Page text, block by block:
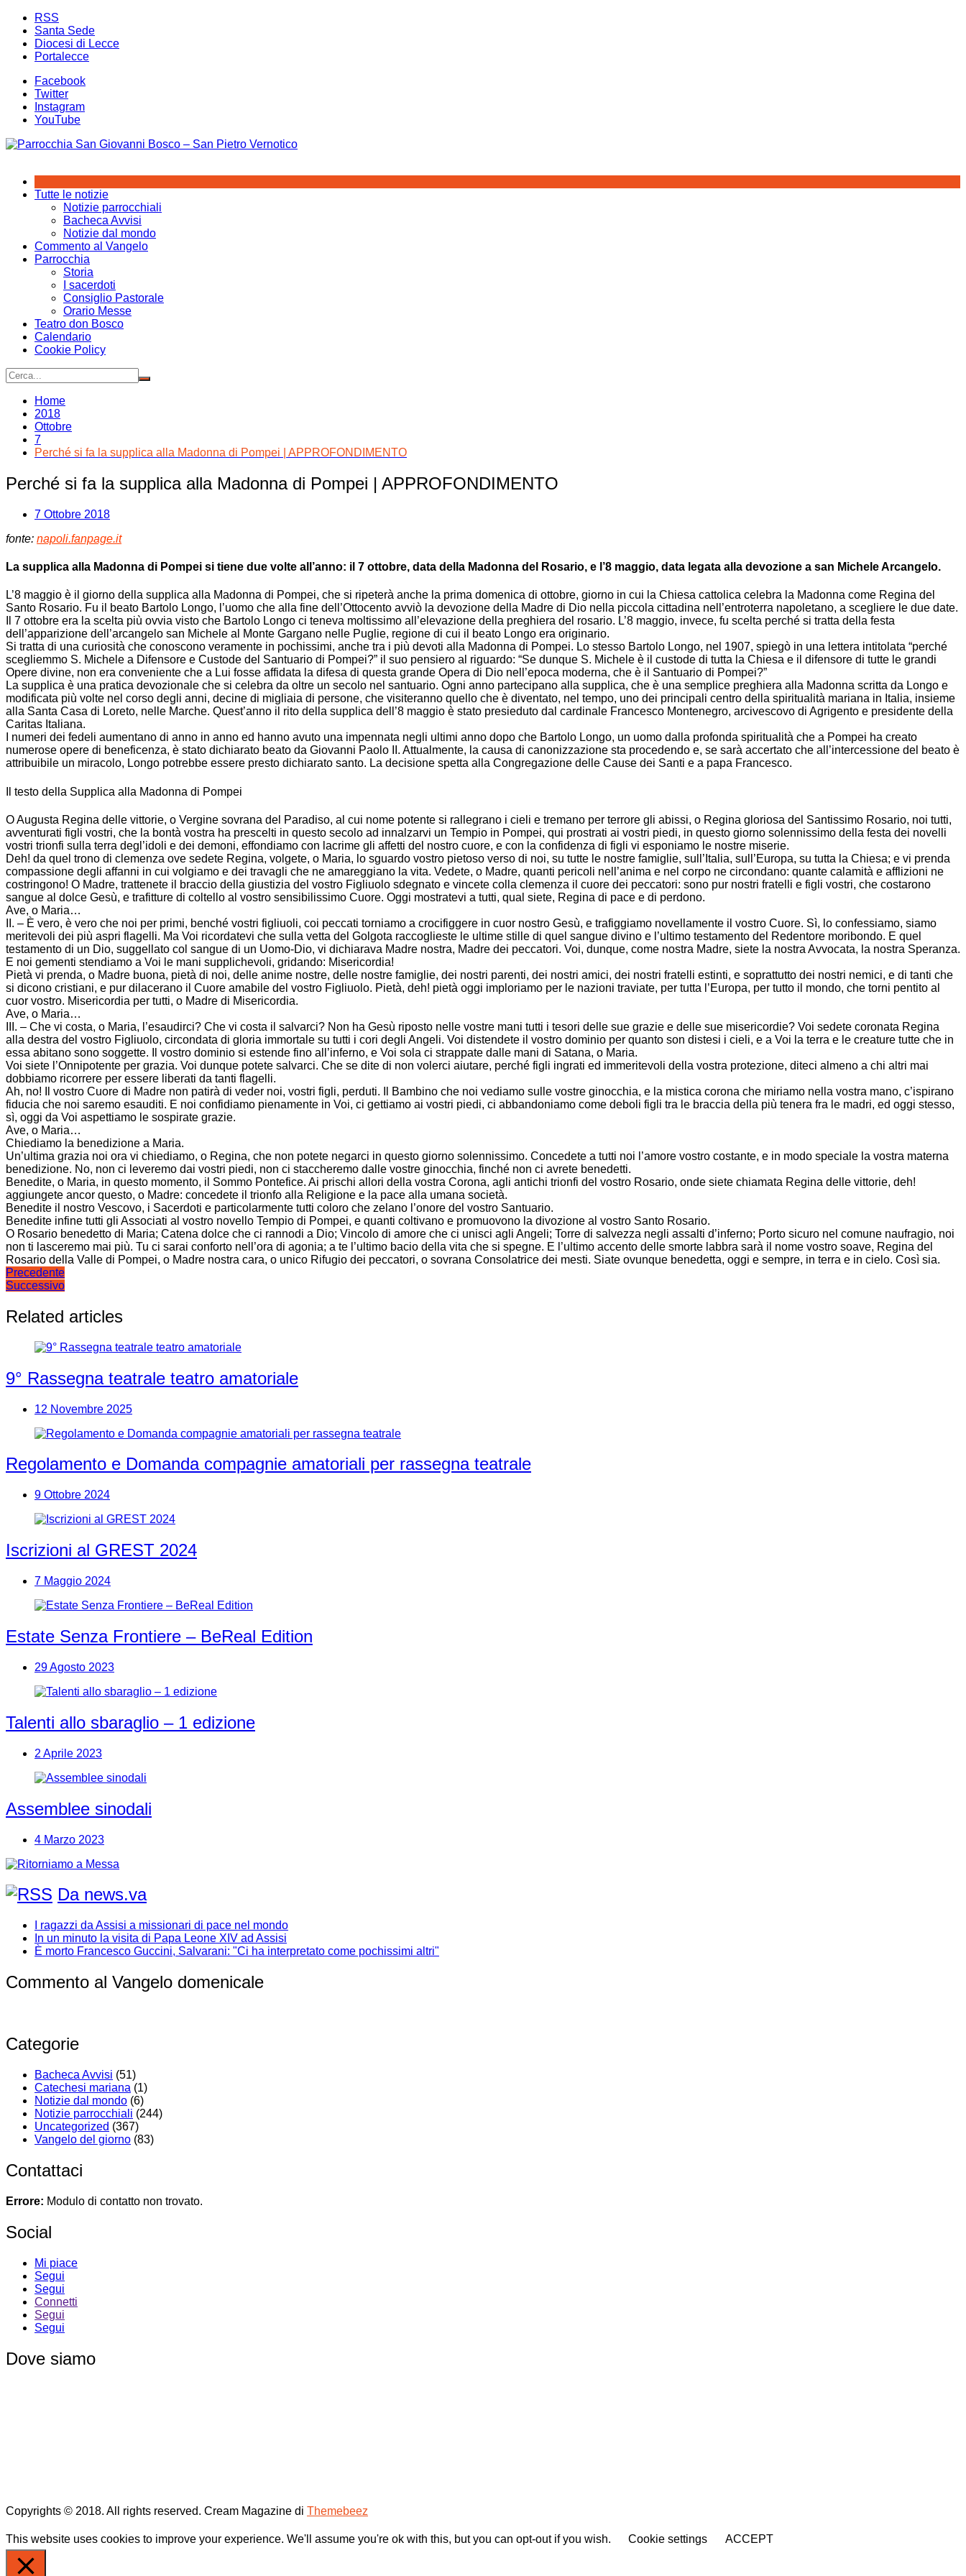
Salta
contenuto
RSS
Santa Sede
Diocesi di Lecce
Portalecce
Facebook
Twitter
Instagram
YouTube
Tutte le notizie
Notizie parrocchiali
Bacheca Avvisi
Notizie dal mondo
Commento al Vangelo
Parrocchia
Storia
I sacerdoti
Consiglio Pastorale
Orario Messe
Teatro don Bosco
Calendario
Cookie Policy
Home
2018
Ottobre
7
Perché si fa la supplica alla Madonna di Pompei | APPROFONDIMENTO
Perché si fa la supplica alla Madonna di Pompei | APPROFONDIMENTO
7 Ottobre 2018
fonte: napoli.fanpage.it
La supplica alla Madonna di Pompei si tiene due volte all’anno: il 7 ottobre, data della Madonna del Rosario, e l’8 maggio, data legata alla devozione a san Michele Arcangelo.
L’8 maggio è il giorno della supplica alla Madonna di Pompei, che si ripeterà anche la prima domenica di ottobre, giorno in cui la Chiesa cattolica celebra la Madonna come Regina del
Santo Rosario. Fu il beato Bartolo Longo, l’uomo che alla fine dell’Ottocento avviò la devozione della Madre di Dio nella piccola cittadina nell’entroterra napoletano, a scegliere le due date.
Il 7 ottobre era la scelta più ovvia visto che Bartolo Longo ci teneva moltissimo all’elevazione della preghiera del rosario. L’8 maggio, invece, fu scelta perché si tratta della festa
dell’apparizione dell’arcangelo san Michele al Monte Gargano nelle Puglie, regione di cui il beato Longo era originario.
Si tratta di una curiosità che conoscono veramente in pochissimi, anche tra i più devoti alla Madonna di Pompei. Lo stesso Bartolo Longo, nel 1907, spiegò in una lettera intitolata “perché
scegliemmo S. Michele a Difensore e Custode del Santuario di Pompei?” il suo pensiero al riguardo: “Se dunque S. Michele è il custode di tutta la Chiesa e il difensore di tutte le grandi
Opere divine, non era conveniente che a Lui fosse affidata la difesa di questa grande Opera di Dio nell’epoca moderna, che è il Santuario di Pompei?”
La supplica è una pratica devozionale che si celebra da oltre un secolo nel santuario. Ogni anno partecipano alla supplica, che è una semplice preghiera alla Madonna scritta da Longo e
modificata più volte nel corso degli anni, decine di migliaia di persone, che visiteranno quello che è diventato, nel tempo, uno dei principali centro della spiritualità mariana in Italia, insieme
alla Santa Casa di Loreto, nelle Marche. Quest’anno il rito della supplica dell’8 maggio è stato presieduto dal cardinale Francesco Montenegro, arcivescovo di Agrigento e presidente della
Caritas Italiana.
I numeri dei fedeli aumentano di anno in anno ed hanno avuto una impennata negli ultimi anno dopo che Bartolo Longo, un uomo dalla profonda spiritualità che a Pompei ha creato
numerose opere di beneficenza, è stato dichiarato beato da Giovanni Paolo II. Attualmente, la causa di canonizzazione sta procedendo e, se sarà accertato che all’intercessione del beato è
attribuibile un miracolo, Longo potrebbe essere presto dichiarato santo. La decisione spetta alla Congregazione delle Cause dei Santi e a papa Francesco.
Il testo della Supplica alla Madonna di Pompei
O Augusta Regina delle vittorie, o Vergine sovrana del Paradiso, al cui nome potente si rallegrano i cieli e tremano per terrore gli abissi, o Regina gloriosa del Santissimo Rosario, noi tutti,
avventurati figli vostri, che la bontà vostra ha prescelti in questo secolo ad innalzarvi un Tempio in Pompei, qui prostrati ai vostri piedi, in questo giorno solennissimo della festa dei novelli
vostri trionfi sulla terra degl’idoli e dei demoni, effondiamo con lacrime gli affetti del nostro cuore, e con la confidenza di figli vi esponiamo le nostre miserie.
Deh! da quel trono di clemenza ove sedete Regina, volgete, o Maria, lo sguardo vostro pietoso verso di noi, su tutte le nostre famiglie, sull’Italia, sull’Europa, su tutta la Chiesa; e vi prenda
compassione degli affanni in cui volgiamo e dei travagli che ne amareggiano la vita. Vedete, o Madre, quanti pericoli nell’anima e nel corpo ne circondano: quante calamità e afflizioni ne
costringono! O Madre, trattenete il braccio della giustizia del vostro Figliuolo sdegnato e vincete colla clemenza il cuore dei peccatori: sono pur nostri fratelli e figli vostri, che costarono
sangue al dolce Gesù, e trafitture di coltello al vostro sensibilissimo Cuore. Oggi mostratevi a tutti, qual siete, Regina di pace e di perdono.
Ave, o Maria…
II. – È vero, è vero che noi per primi, benché vostri figliuoli, coi peccati torniamo a crocifiggere in cuor nostro Gesù, e trafiggiamo novellamente il vostro Cuore. Sì, lo confessiamo, siamo
meritevoli dei più aspri flagelli. Ma Voi ricordatevi che sulla vetta del Golgota raccoglieste le ultime stille di quel sangue divino e l’ultimo testamento del Redentore moribondo. E quel
testamento di un Dio, suggellato col sangue di un Uomo-Dio, vi dichiarava Madre nostra, Madre dei peccatori. Voi, dunque, come nostra Madre, siete la nostra Avvocata, la nostra Speranza.
E noi gementi stendiamo a Voi le mani supplichevoli, gridando: Misericordia!
Pietà vi prenda, o Madre buona, pietà di noi, delle anime nostre, delle nostre famiglie, dei nostri parenti, dei nostri amici, dei nostri fratelli estinti, e soprattutto dei nostri nemici, e di tanti che
si dicono cristiani, e pur dilacerano il Cuore amabile del vostro Figliuolo. Pietà, deh! pietà oggi imploriamo per le nazioni traviate, per tutta l’Europa, per tutto il mondo, che torni pentito al
cuor vostro. Misericordia per tutti, o Madre di Misericordia.
Ave, o Maria…
III. – Che vi costa, o Maria, l’esaudirci? Che vi costa il salvarci? Non ha Gesù riposto nelle vostre mani tutti i tesori delle sue grazie e delle sue misericordie? Voi sedete coronata Regina
alla destra del vostro Figliuolo, circondata di gloria immortale su tutti i cori degli Angeli. Voi distendete il vostro dominio per quanto son distesi i cieli, e a Voi la terra e le creature tutte che in
essa abitano sono soggette. Il vostro dominio si estende fino all’inferno, e Voi sola ci strappate dalle mani di Satana, o Maria.
Voi siete l’Onnipotente per grazia. Voi dunque potete salvarci. Che se dite di non volerci aiutare, perché figli ingrati ed immeritevoli della vostra protezione, diteci almeno a chi altri mai
dobbiamo ricorrere per essere liberati da tanti flagelli.
Ah, no! Il vostro Cuore di Madre non patirà di veder noi, vostri figli, perduti. Il Bambino che noi vediamo sulle vostre ginocchia, e la mistica corona che miriamo nella vostra mano, c’ispirano
fiducia che noi saremo esauditi. E noi confidiamo pienamente in Voi, ci gettiamo ai vostri piedi, ci abbandoniamo come deboli figli tra le braccia della più tenera fra le madri, ed oggi stesso,
sì, oggi da Voi aspettiamo le sospirate grazie.
Ave, o Maria…
Chiediamo la benedizione a Maria.
Un’ultima grazia noi ora vi chiediamo, o Regina, che non potete negarci in questo giorno solennissimo. Concedete a tutti noi l’amore vostro costante, e in modo speciale la vostra materna
benedizione. No, non ci leveremo dai vostri piedi, non ci staccheremo dalle vostre ginocchia, finché non ci avrete benedetti.
Benedite, o Maria, in questo momento, il Sommo Pontefice. Ai prischi allori della vostra Corona, agli antichi trionfi del vostro Rosario, onde siete chiamata Regina delle vittorie, deh!
aggiungete ancor questo, o Madre: concedete il trionfo alla Religione e la pace alla umana società.
Benedite il nostro Vescovo, i Sacerdoti e particolarmente tutti coloro che zelano l’onore del vostro Santuario.
Benedite infine tutti gli Associati al vostro novello Tempio di Pompei, e quanti coltivano e promuovono la divozione al vostro Santo Rosario.
O Rosario benedetto di Maria; Catena dolce che ci rannodi a Dio; Vincolo di amore che ci unisci agli Angeli; Torre di salvezza negli assalti d’inferno; Porto sicuro nel comune naufragio, noi
non ti lasceremo mai più. Tu ci sarai conforto nell’ora di agonia; a te l’ultimo bacio della vita che si spegne. E l’ultimo accento delle smorte labbra sarà il nome vostro soave, Regina del
Rosario della Valle di Pompei, o Madre nostra cara, o unico Rifugio dei peccatori, o sovrana Consolatrice dei mesti. Siate ovunque benedetta, oggi e sempre, in terra e in cielo. Così sia.
Navigazione
articoli
Precedente
Successivo
Related articles
9° Rassegna teatrale teatro amatoriale
12 Novembre 2025
Regolamento e Domanda compagnie amatoriali per rassegna teatrale
9 Ottobre 2024
Iscrizioni al GREST 2024
7 Maggio 2024
Estate Senza Frontiere – BeReal Edition
29 Agosto 2023
Talenti allo sbaraglio – 1 edizione
2 Aprile 2023
Assemblee sinodali
4 Marzo 2023
Da news.va
I ragazzi da Assisi a missionari di pace nel mondo
In un minuto la visita di Papa Leone XIV ad Assisi
È morto Francesco Guccini, Salvarani: "Ci ha interpretato come pochissimi altri"
Commento al Vangelo domenicale
Categorie
Bacheca Avvisi (51)
Catechesi mariana (1)
Notizie dal mondo (6)
Notizie parrocchiali (244)
Uncategorized (367)
Vangelo del giorno (83)
Contattaci
Errore: Modulo di contatto non trovato.
Social
Mi piace
Segui
Segui
Connetti
Segui
Segui
Dove siamo
Copyrights © 2018. All rights reserved. Cream Magazine di Themebeez
This website uses cookies to improve your experience. We'll assume you're ok with this, but you can opt-out if you wish. Cookie settings ACCEPT